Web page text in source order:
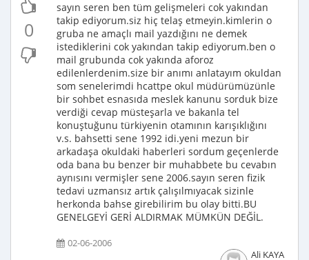
0
sayın seren ben tüm gelişmeleri cok yakından
takip ediyorum.siz hiç telaş etmeyin.kimlerin o
gruba ne amaçlı mail yazdığını ne demek
istediklerini cok yakından takip ediyorum.ben o
mail grubunda cok yakında aforoz
edilenlerdenim.size bir anımı anlatayım okuldan
som senelerimdi hcattpe okul müdürümüzünle
bir sohbet esnasıda meslek kanunu sorduk bize
verdiği cevap müsteşarla ve bakanla tel
konuştuğunu türkiyenin otamının karışıklığını
v.s. bahsetti sene 1992 idi.yeni mezun bir
arkadaşa okuldaki haberleri sordum geçenlerde
oda bana bu benzer bir muhabbete bu cevabın
aynısını vermişler sene 2006.sayın seren fizik
tedavi uzmansız artık çalışılmıyacak sizinle
herkonda bahse girebilirim bu olay bitti.BU
GENELGEYİ GERİ ALDIRMAK MÜMKÜN DEĞİL.
02-06-2006
Ali KAYA